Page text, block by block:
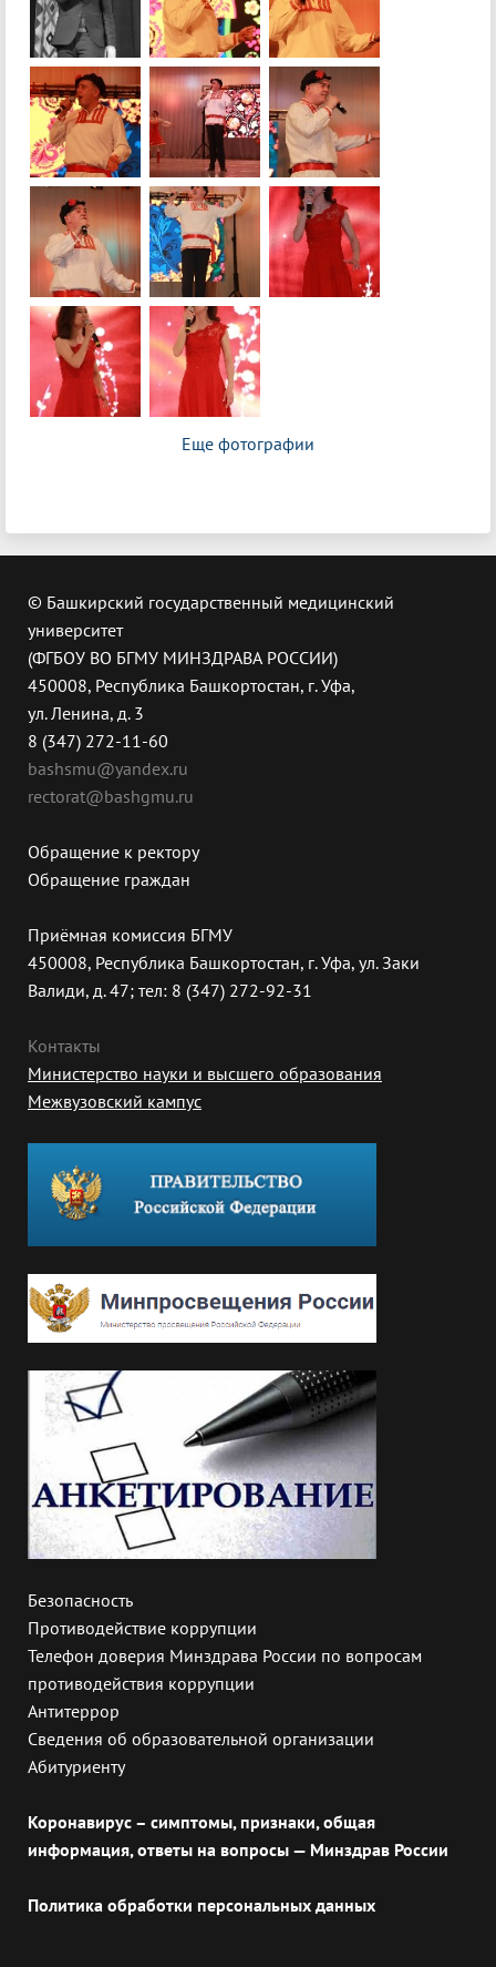
Еще фотографии
© Башкирский государственный медицинский
университет
(ФГБОУ ВО БГМУ МИНЗДРАВА РОССИИ)
450008, Республика Башкортостан, г. Уфа,
ул. Ленина, д. 3
8 (347) 272-11-60
bashsmu@yandex.ru
rectorat@bashgmu.ru
Обращение к ректору
Обращение граждан
Приёмная комиссия БГМУ
450008, Республика Башкортостан, г. Уфа, ул. Заки
Валиди, д. 47; тел: 8 (347) 272-92-31
Контакты
Министерство науки и высшего образования
Межвузовский кампус
Безопасность
Противодействие коррупции
Телефон доверия Минздрава России по вопросам
противодействия коррупции
Антитеррор
Сведения об образовательной организации
Абитуриенту
Коронавирус – симптомы, признаки, общая
информация, ответы на вопросы — Минздрав России
Политика обработки персональных данных